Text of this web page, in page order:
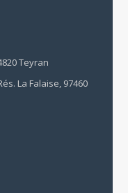
Teyran
La Falaise, 97460